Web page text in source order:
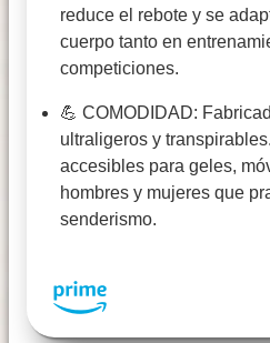
reduce el rebote y se
cuerpo tanto en
competiciones.
💪 COMODIDAD:
ultraligeros y
accesibles para geles,
hombres y mujeres que
senderismo.